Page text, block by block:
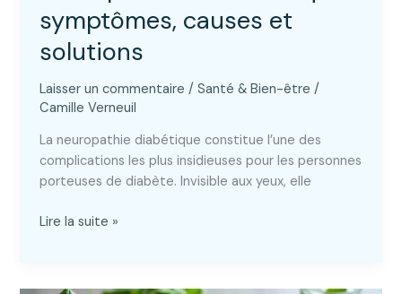
symptômes, causes et
solutions
Laisser un commentaire /Santé & Bien-être /
Camille Verneuil
La neuropathie diabétique constitue l’une des
complications les plus insidieuses pour les personnes
porteuses de diabète. Invisible aux yeux, elle
Neuropathie
Lire la suite »